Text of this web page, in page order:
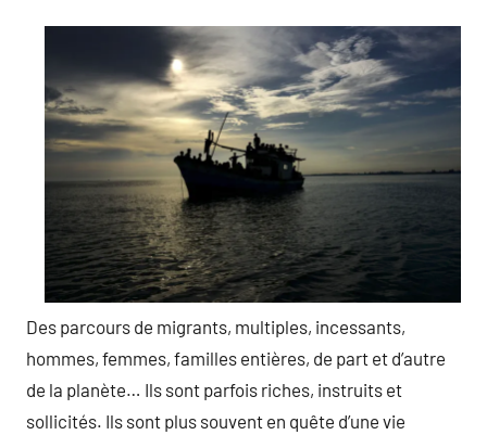
Des parcours de migrants, multiples, incessants,
hommes, femmes, familles entières, de part et d’autre
de la planète… Ils sont parfois riches, instruits et
sollicités. Ils sont plus souvent en quête d’une vie